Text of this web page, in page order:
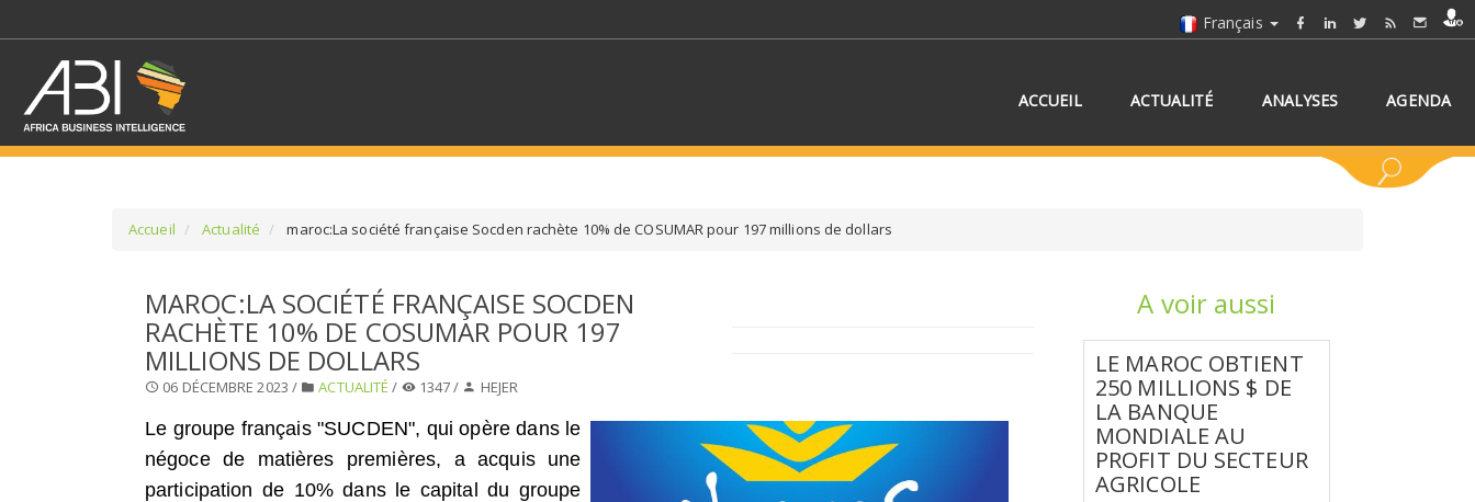
Français
ACCUEIL ACTUALITÉ ANALYSES AGENDA
SÉLECTIONNEZ UN/DES SECTEURS
SELECTIONNEZ UNE SECTION SÉLECTIONNEZ UN/DES PAYS
Accueil Actualité maroc:La société française Socden rachète 10% de COSUMAR pour 197 millions de dollars
MAROC:LA SOCIÉTÉ FRANÇAISE SOCDEN
RACHÈTE 10% DE COSUMAR POUR 197
MILLIONS DE DOLLARS
06 DÉCEMBRE 2023 / ACTUALITÉ / 1347 / HEJER
Le groupe français "SUCDEN", ​​qui opère dans le
négoce de matières premières, a acquis une
participation de 10% dans le capital du groupe
A voir aussi
LE MAROC OBTIENT
250 MILLIONS $ DE
LA BANQUE
MONDIALE AU
PROFIT DU SECTEUR
AGRICOLE